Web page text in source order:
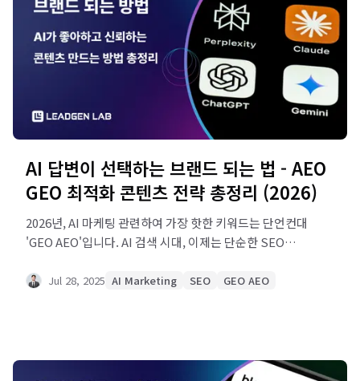
AI 답변이 선택하는 브랜드 되는 법 - AEO
GEO 최적화 콘텐츠 전략 총정리 (2026)
2026년, AI 마케팅 관련하여 가장 핫한 키워드는 단언컨대
'GEO AEO'입니다. AI 검색 시대, 이제는 단순한 SEO
계신가요? AEO GEO 고도화 전략부터 AI가 신뢰하는
만드는 전략적 가이드를 확인해보세요.
Jul 28, 2025 AI Marketing SEO GEO AEO